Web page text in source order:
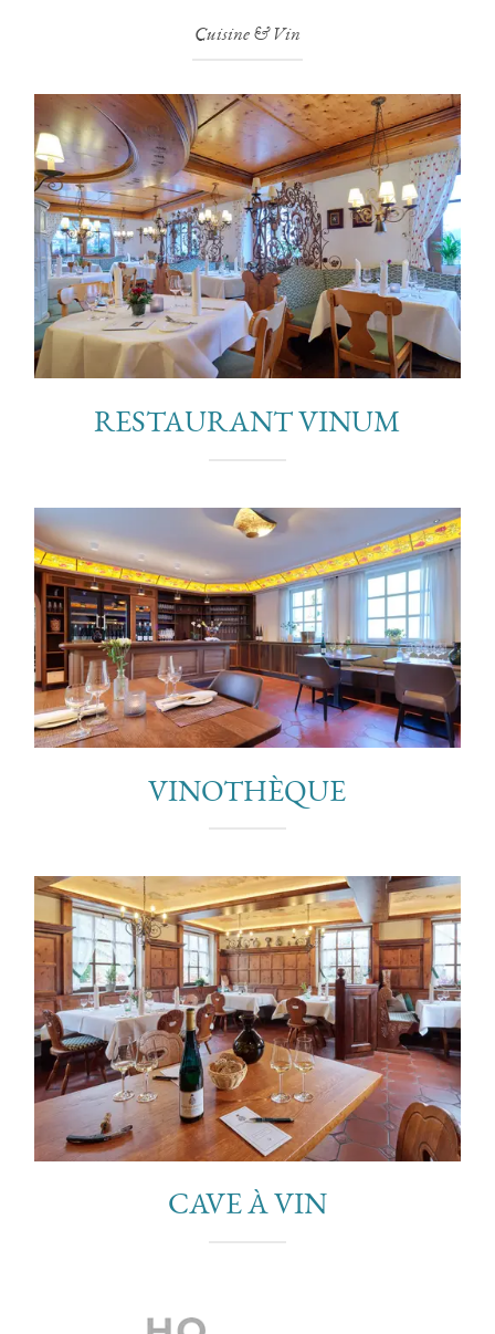
Cuisine & Vin
RESTAURANT VINUM
VINOTHÈQUE
CAVE À VIN